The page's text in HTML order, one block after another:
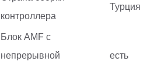
контроллера
Турция
Блок AMF с
непрерывной
есть